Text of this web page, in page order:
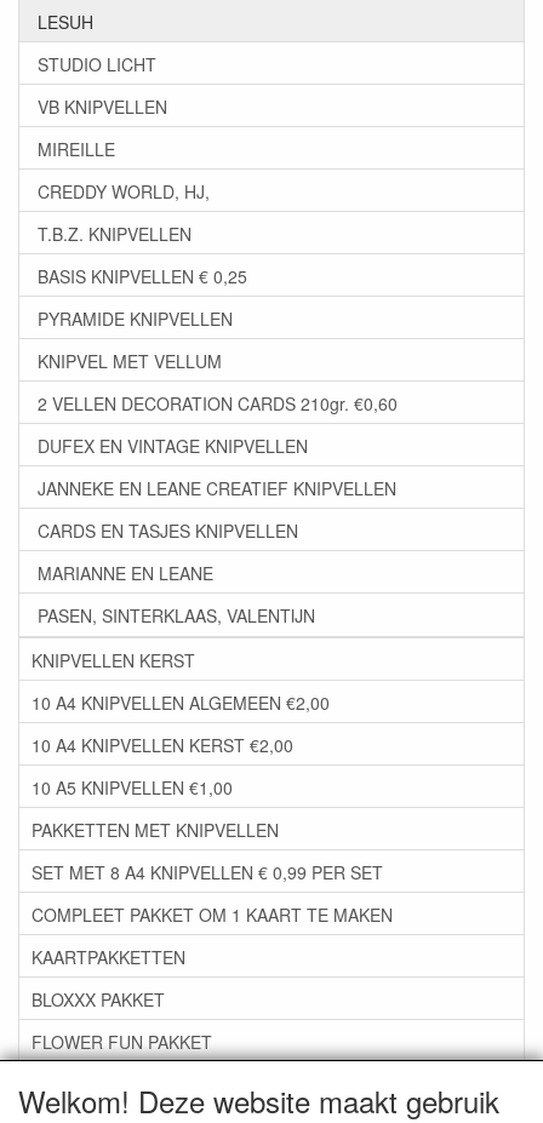
Welkom! Deze website maakt gebruik
LESUH
STUDIO LICHT
VB KNIPVELLEN
MIREILLE
CREDDY WORLD, HJ,
T.B.Z. KNIPVELLEN
BASIS KNIPVELLEN € 0,25
PYRAMIDE KNIPVELLEN
KNIPVEL MET VELLUM
2 VELLEN DECORATION CARDS 210gr. €0,60
DUFEX EN VINTAGE KNIPVELLEN
JANNEKE EN LEANE CREATIEF KNIPVELLEN
CARDS EN TASJES KNIPVELLEN
MARIANNE EN LEANE
PASEN, SINTERKLAAS, VALENTIJN
KNIPVELLEN KERST
10 A4 KNIPVELLEN ALGEMEEN €2,00
10 A4 KNIPVELLEN KERST €2,00
10 A5 KNIPVELLEN €1,00
PAKKETTEN MET KNIPVELLEN
SET MET 8 A4 KNIPVELLEN € 0,99 PER SET
COMPLEET PAKKET OM 1 KAART TE MAKEN
KAARTPAKKETTEN
BLOXXX PAKKET
FLOWER FUN PAKKET
***GROEP 06*** TAPE/LIJM SNIJMALLEN STEMPELS